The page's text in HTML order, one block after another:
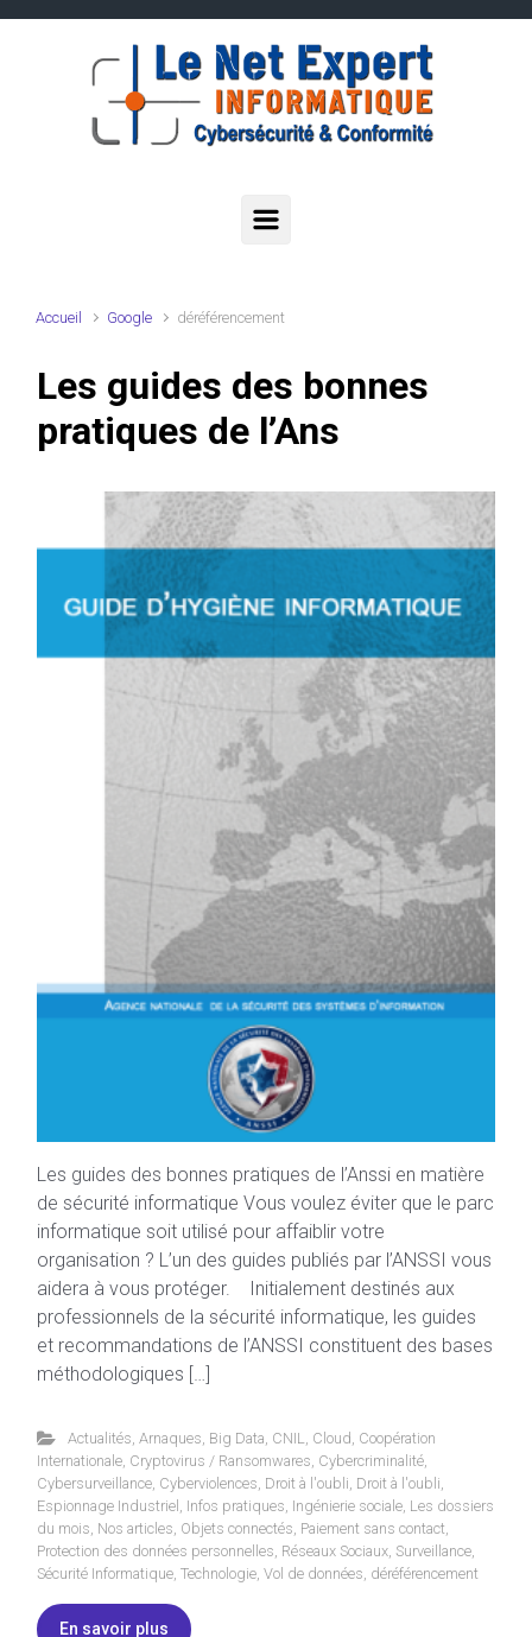
Accueil Google déréférencement
Les guides des bonnes
pratiques de l’Ans
Les guides des bonnes pratiques de l’Anssi en matière
de sécurité informatique Vous voulez éviter que le parc
informatique soit utilisé pour affaiblir votre
organisation ? L’un des guides publiés par l’ANSSI vous
aidera à vous protéger. Initialement destinés aux
professionnels de la sécurité informatique, les guides
et recommandations de l’ANSSI constituent des bases
méthodologiques […]
Actualités Arnaques Big Data CNIL Cloud Coopération
Internationale Cryptovirus / Ransomwares Cybercriminalité
Cybersurveillance Cyberviolences Droit à l'oubli Droit à l'oubli
Espionnage Industriel Infos pratiques Ingénierie sociale Les dossiers
du mois Nos articles Objets connectés Paiement sans contact
Protection des données personnelles Réseaux Sociaux Surveillance
Sécurité Informatique Technologie Vol de données déréférencement
En savoir plus